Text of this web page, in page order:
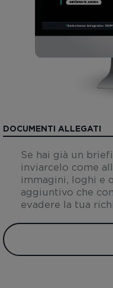
DOCUMENTI ALLEGATI
Se hai già un
inviarcelo come
immagini, loghi e
aggiuntivo che
evadere la tua